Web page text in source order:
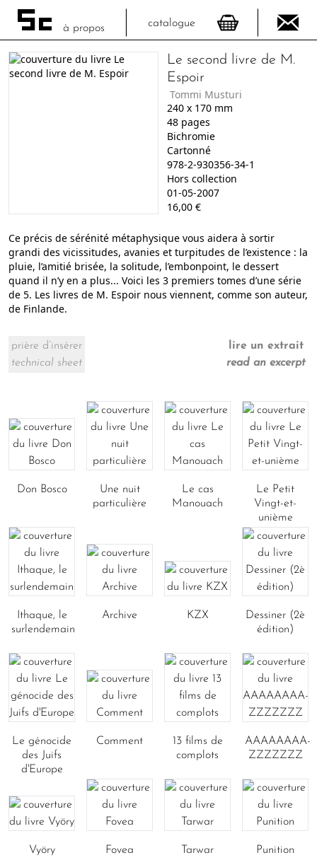
à propos catalogue
Le second livre de M.
Espoir
Tommi Musturi
240x 170mm
48pages
Bichromie
Cartonné
978-2-930356-34-1
Hors collection
01-05-2007
16,00€
Ce précis de sérénité métaphysique vous aidera à sortir
grandi des vicissitudes, avanies et turpitudes de l’existence : la
pluie, l’amitié brisée, la solitude, l’embonpoint, le dessert
quand il n’y en a plus... Voici les 3 premiers tomes d’une série
de 5. Les livres de M. Espoir nous viennent, comme son auteur,
de Finlande.
prière d’insérer
technical sheet
lire un extrait
read an excerpt
Don Bosco
Une nuit
particulière
Le cas
Manouach
Le Petit
Vingt-et-
unième
Ithaque, le
surlendemain
Archive KZX
Dessiner (2è
édition)
Le génocide
des Juifs
d'Europe
Comment
13 films de
complots
AAAAAAAA-
ZZZZZZZ
Vyöry Fovea Tarwar Punition